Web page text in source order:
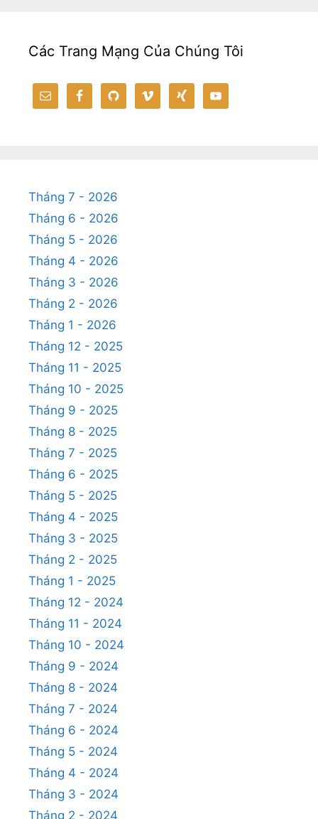
Các Trang Mạng Của Chúng Tôi
Tháng 7 - 2026
Tháng 6 - 2026
Tháng 5 - 2026
Tháng 4 - 2026
Tháng 3 - 2026
Tháng 2 - 2026
Tháng 1 - 2026
Tháng 12 - 2025
Tháng 11 - 2025
Tháng 10 - 2025
Tháng 9 - 2025
Tháng 8 - 2025
Tháng 7 - 2025
Tháng 6 - 2025
Tháng 5 - 2025
Tháng 4 - 2025
Tháng 3 - 2025
Tháng 2 - 2025
Tháng 1 - 2025
Tháng 12 - 2024
Tháng 11 - 2024
Tháng 10 - 2024
Tháng 9 - 2024
Tháng 8 - 2024
Tháng 7 - 2024
Tháng 6 - 2024
Tháng 5 - 2024
Tháng 4 - 2024
Tháng 3 - 2024
Tháng 2 - 2024